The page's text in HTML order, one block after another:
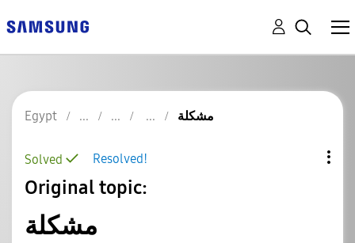
Egypt مشكلة
Resolved!
Solved
Original topic:
مشكلة